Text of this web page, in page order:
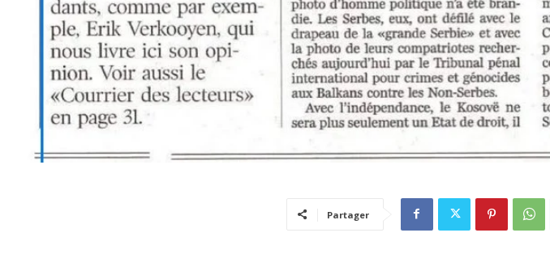
Partager